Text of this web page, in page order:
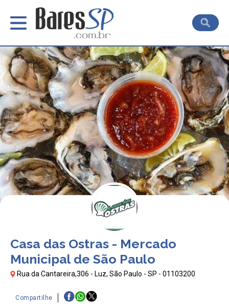
Casa das Ostras - Mercado
Municipal de São Paulo
Rua da Cantareira,306 - Luz, São Paulo - SP - 01103200
Compartilhe